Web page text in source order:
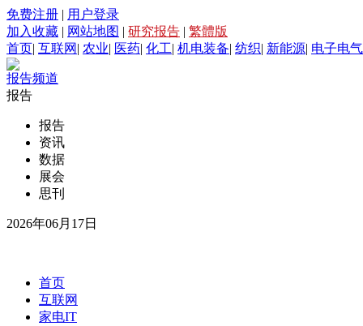
免费注册 | 用户登录
加入收藏 | 网站地图 | 研究报告 | 繁體版
首页| 互联网 | 农业| 医药| 化工| 机电装备| 纺织| 新能源| 电子电气
报告频道
报告
报告
资讯
数据
展会
思刊
2026年06月17日
首页
互联网
家电IT